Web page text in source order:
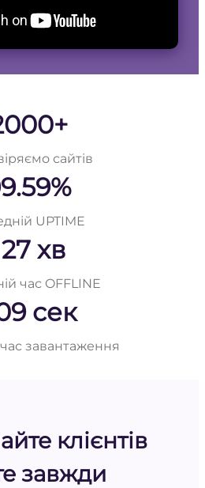
сайтів
UPTIME
хв
час OFFLINE
сек
завантаження
клієнтів
завжди